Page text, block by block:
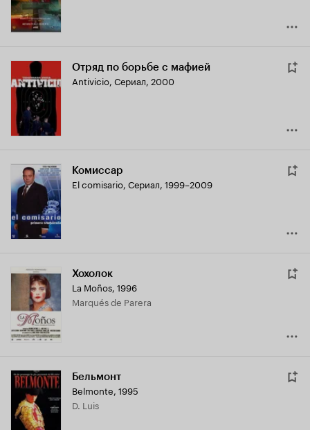
Отряд по борьбе с мафией
Antivicio, Сериал, 2000
Комиссар
El comisario, Сериал, 1999–2009
Хохолок
La Moños, 1996
Marqués de Parera
Бельмонт
Belmonte, 1995
D. Luis